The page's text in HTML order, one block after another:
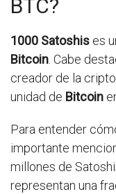
BTC?
1000 Satoshis es
Bitcoin . Cabe
creador de la
unidad de Bitcoin
Para entender
importante
millones de
representan una